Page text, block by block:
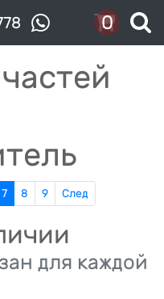
0
7 8 9 След
для каждой